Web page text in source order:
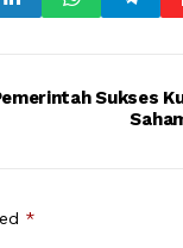
Sukses
*